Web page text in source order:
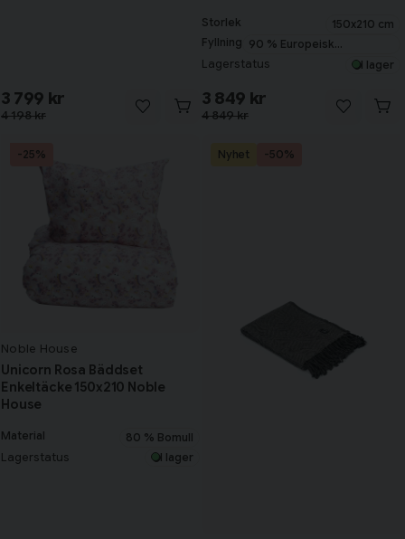
4 198 kr
3 799 kr
Storlek
150x210 cm
Fyllning 90 % Europeisk
myskanddun
Lagerstatus I lager
4 849 kr
3 849 kr
Noble House
Unicorn Rosa Bäddset
Enkeltäcke 150x210 Noble
House
Material 80 % Bomull
Lagerstatus I lager
-25% Nyhet -50%